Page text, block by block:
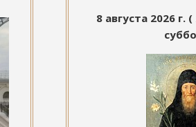
8 августа 2026 г.